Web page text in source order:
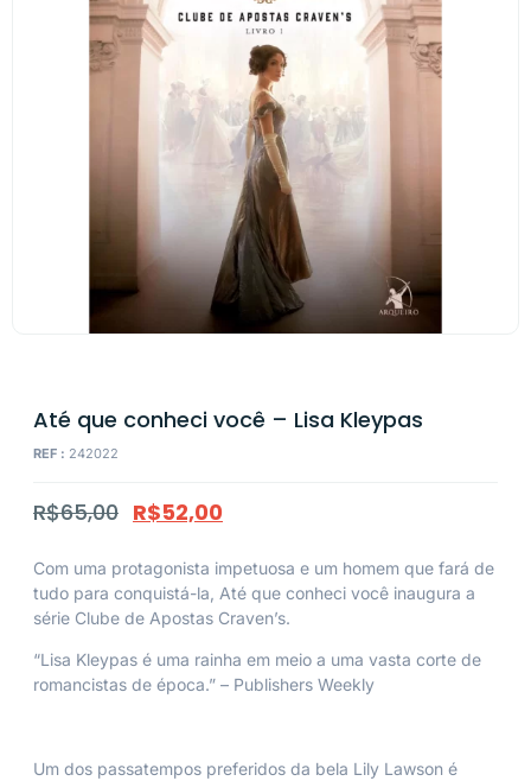
Até que conheci você – Lisa Kleypas
REF : 242022
R$65,00 R$52,00
Com uma protagonista impetuosa e um homem que fará de
tudo para conquistá-la, Até que conheci você inaugura a
série Clube de Apostas Craven’s.
“Lisa Kleypas é uma rainha em meio a uma vasta corte de
romancistas de época.” – Publishers Weekly
Um dos passatempos preferidos da bela Lily Lawson é